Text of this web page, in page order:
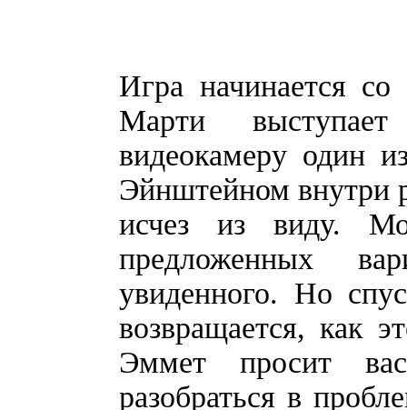
Игра начинается со
Марти
видеокамеру один
Эйнштейном внутри
исчез из виду.
предложенных
увиденного. Но
возвращается, как
Эммет просит
разобраться в